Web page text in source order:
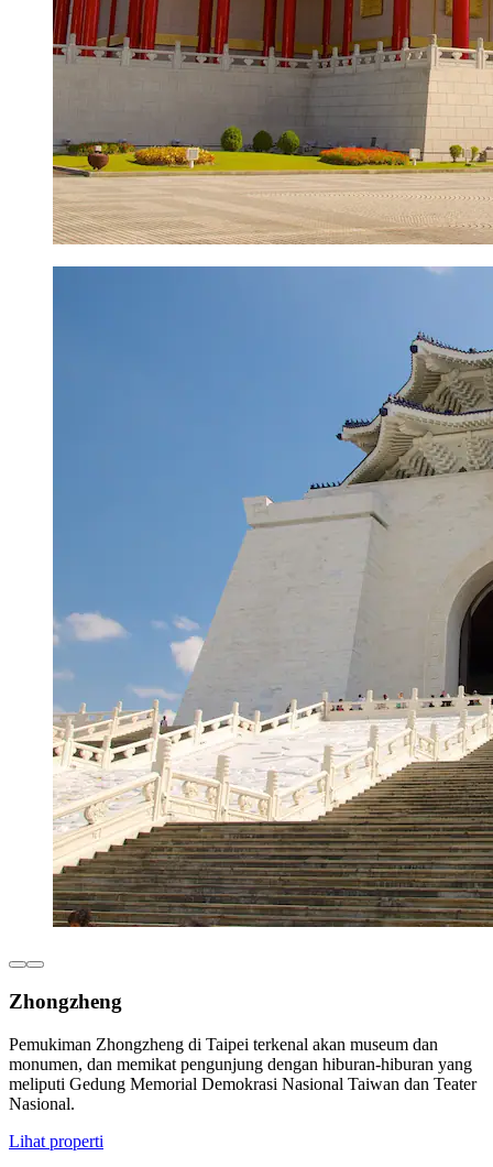
Zhongzheng
Pemukiman Zhongzheng di Taipei terkenal akan museum dan
monumen, dan memikat pengunjung dengan hiburan-hiburan yang
meliputi Gedung Memorial Demokrasi Nasional Taiwan dan Teater
Nasional.
Lihat properti